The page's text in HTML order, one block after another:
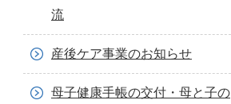
流
産後ケア事業のお知らせ
母子健康手帳の交付・母と子の